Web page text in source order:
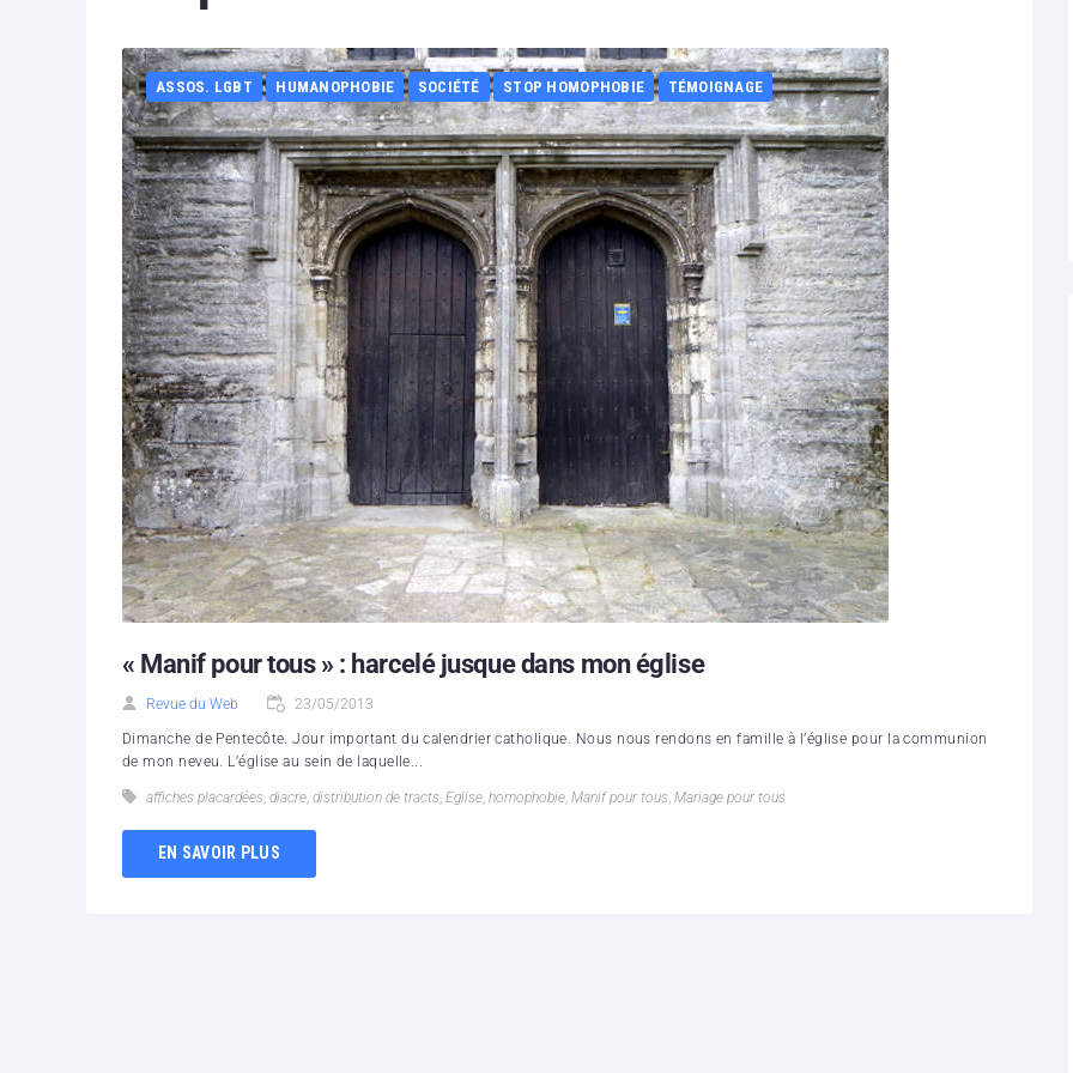
ASSOS. LGBT HUMANOPHOBIE SOCIÉTÉ STOP HOMOPHOBIE TÉMOIGNAGE
« Manif pour tous » : harcelé jusque dans mon église
Revue du Web 23/05/2013
Dimanche de Pentecôte. Jour important du calendrier catholique. Nous nous rendons en famille à l’église pour la communion
de mon neveu. L’église au sein de laquelle...
affiches placardées, diacre, distribution de tracts, Eglise, homophobie, Manif pour tous, Mariage pour tous
EN SAVOIR PLUS